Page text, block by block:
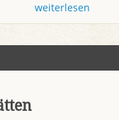
weiterlesen